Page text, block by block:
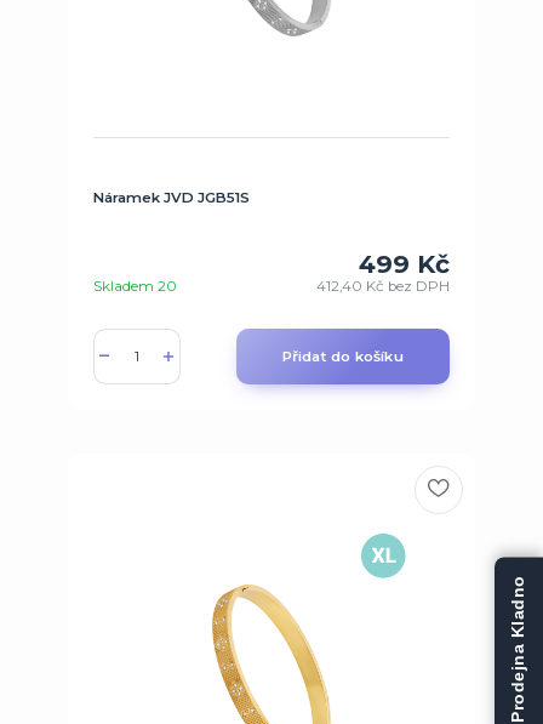
Náramek JVD JGB51S
499 Kč
412,40 Kč bez DPH
Skladem 20
Přidat do košíku
Prodejna Kladno